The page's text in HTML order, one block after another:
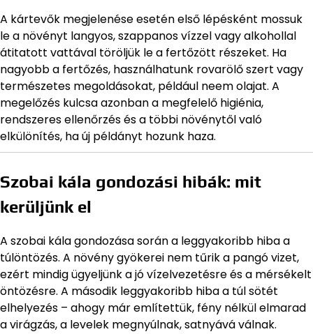
A kártevők megjelenése esetén első lépésként mossuk
le a növényt langyos, szappanos vízzel vagy alkohollal
átitatott vattával töröljük le a fertőzött részeket. Ha
nagyobb a fertőzés, használhatunk rovarölő szert vagy
természetes megoldásokat, például neem olajat. A
megelőzés kulcsa azonban a megfelelő higiénia,
rendszeres ellenőrzés és a többi növénytől való
elkülönítés, ha új példányt hozunk haza.
Szobai kála gondozási hibák: mit
kerüljünk el
A szobai kála gondozása során a leggyakoribb hiba a
túlöntözés. A növény gyökerei nem tűrik a pangó vizet,
ezért mindig ügyeljünk a jó vízelvezetésre és a mérsékelt
öntözésre. A második leggyakoribb hiba a túl sötét
elhelyezés – ahogy már említettük, fény nélkül elmarad
a virágzás, a levelek megnyúlnak, satnyává válnak.